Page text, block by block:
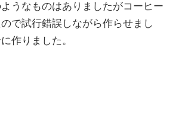
うなものはありましたがコーヒー
で試行錯誤しながら作らせまし
作りました。